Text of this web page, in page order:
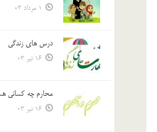
1 مرداد 03
درس هاي زندگي
16 تیر 03
محارم چه کساني
16 تیر 03